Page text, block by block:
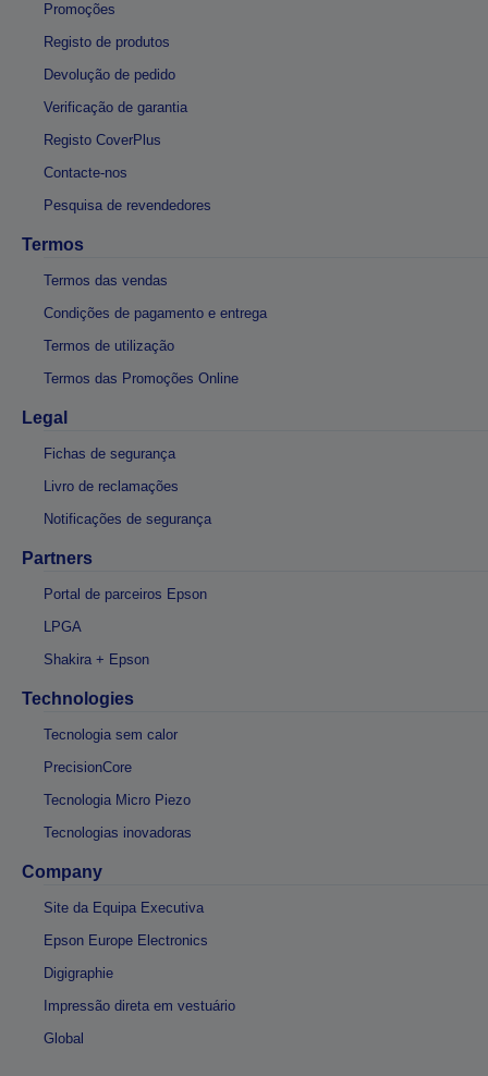
Promoções
Registo de produtos
Devolução de pedido
Verificação de garantia
Registo CoverPlus
Contacte-nos
Pesquisa de revendedores
Termos
Termos das vendas
Condições de pagamento e entrega
Termos de utilização
Termos das Promoções Online
Legal
Fichas de segurança
Livro de reclamações
Notificações de segurança
Partners
Portal de parceiros Epson
LPGA
Shakira + Epson
Technologies
Tecnologia sem calor
PrecisionCore
Tecnologia Micro Piezo
Tecnologias inovadoras
Company
Site da Equipa Executiva
Epson Europe Electronics
Digigraphie
Impressão direta em vestuário
Global